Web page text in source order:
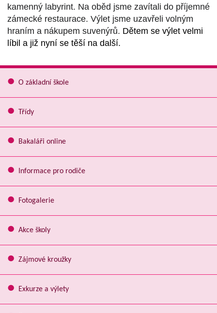
kamenný labyrint. Na oběd jsme zavítali do příjemné
zámecké restaurace. Výlet jsme uzavřeli volným
hraním a nákupem suvenýrů. Dětem se výlet velmi
líbil a již nyní se těší na další.
O základní škole
Třídy
Bakaláři online
Informace pro rodiče
Fotogalerie
Akce školy
Zájmové kroužky
Exkurze a výlety